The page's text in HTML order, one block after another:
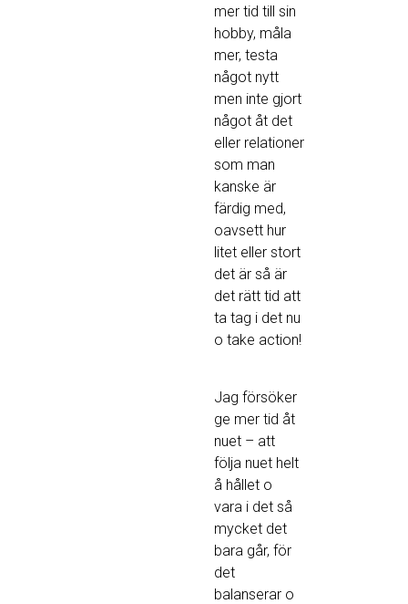
mer tid till sin
hobby, måla
mer, testa
något nytt
men inte gjort
något åt det
eller relationer
som man
kanske är
färdig med,
oavsett hur
litet eller stort
det är så är
det rätt tid att
ta tag i det nu
o take action!
Jag försöker
ge mer tid åt
nuet – att
följa nuet helt
å hållet o
vara i det så
mycket det
bara går, för
det
balanserar o